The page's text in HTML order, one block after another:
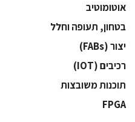
אוטומוטיב
בטחון, תעופה וחלל
‫יצור (‪(FABs‬‬
‫רכיבים‬ (IOT)
‫תוכנות משובצות‬
‫‪FPGA‬‬